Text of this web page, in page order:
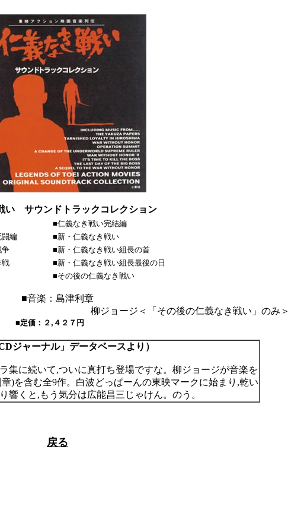
い サウンドトラックコレクション
■仁義なき戦い完結編
編
■新・仁義なき戦い
争
■新・仁義なき戦い組長の首
戦
■新・仁義なき戦い組長最後の日
■その後の仁義なき戦い
■音楽：島津利章
後の仁義なき戦い」のみ＞
■定価：２,４２７円
ジャーナル」データベースより）
集に続いて,ついに真打ち登場ですな。柳ジョージが音楽を
)を含む全9作。白波どっぱーんの東映マークに始まり,乾い
響くと,もう気分は広能昌三じゃけん。のう。
戻る